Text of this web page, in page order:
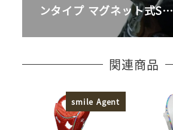
ンタイプ マグネット式S…
関連商品
smile Agent